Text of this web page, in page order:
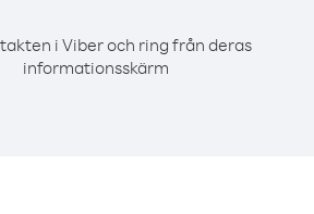
i Viber och ring från deras
informationsskärm